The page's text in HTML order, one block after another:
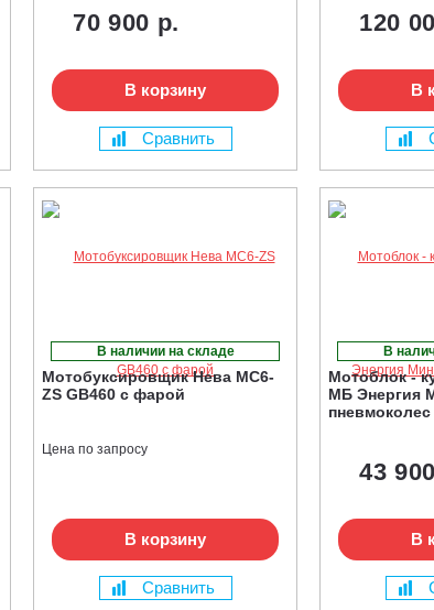
70 900 р.
В корзину
Сравнить
120
В
В наличии на складе
Мотобуксировщик Нева МС6-
ZS GB460 с фарой
Цена по запросу
В корзину
Сравнить
В
Мотоблок -
МБ Энергия
пневмоколес
43
В